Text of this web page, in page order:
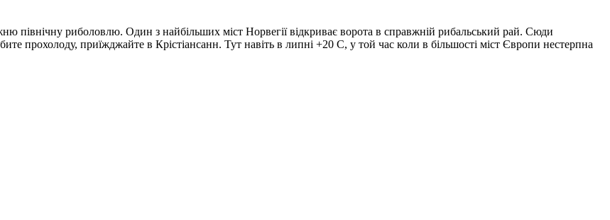
північну риболовлю. Один з найбільших міст Норвегії відкриває ворота в справжній рибальський рай. Сюди
прохолоду, приїжджайте в Крістіансанн. Тут навіть в липні +20 С, у той час коли в більшості міст Європи нестерпна